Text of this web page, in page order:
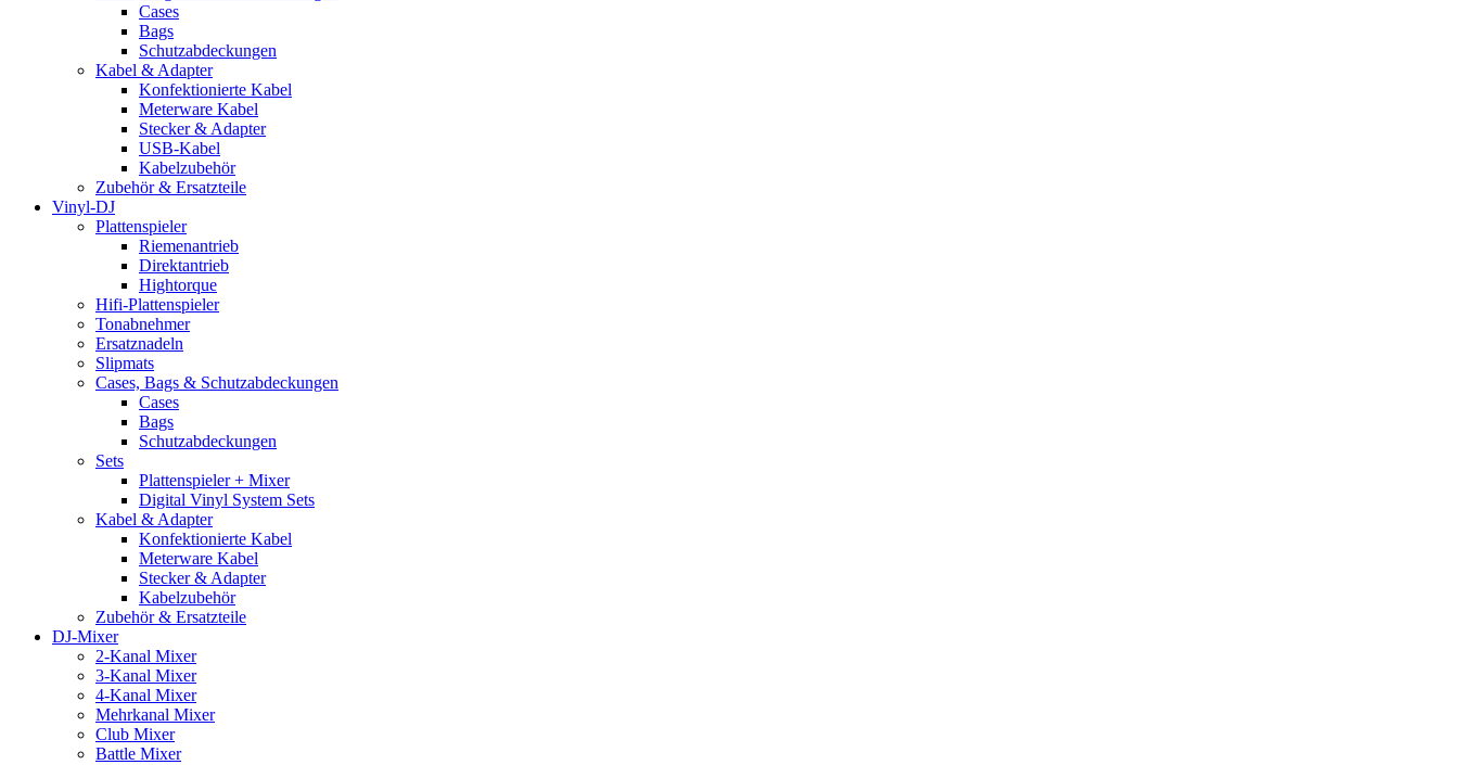
Cases
Bags
Schutzabdeckungen
Kabel & Adapter
Konfektionierte Kabel
Meterware Kabel
Stecker & Adapter
USB-Kabel
Kabelzubehör
Zubehör & Ersatzteile
Vinyl-DJ
Plattenspieler
Riemenantrieb
Direktantrieb
Hightorque
Hifi-Plattenspieler
Tonabnehmer
Ersatznadeln
Slipmats
Cases, Bags & Schutzabdeckungen
Cases
Bags
Schutzabdeckungen
Sets
Plattenspieler + Mixer
Digital Vinyl System Sets
Kabel & Adapter
Konfektionierte Kabel
Meterware Kabel
Stecker & Adapter
Kabelzubehör
Zubehör & Ersatzteile
DJ-Mixer
2-Kanal Mixer
3-Kanal Mixer
4-Kanal Mixer
Mehrkanal Mixer
Club Mixer
Battle Mixer